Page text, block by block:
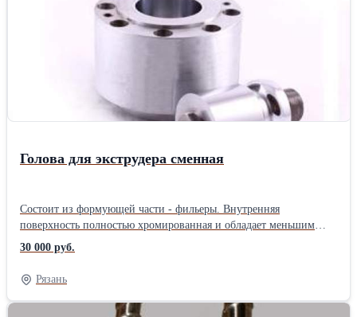
Голова для экструдера сменная
Состоит из формующей части - фильеры. Внутренняя
поверхность полностью хромированная и обладает меньшим
сопротивлением движению расплава полимера. В наличии и на
заказ, различных модификаций.Производитель: Китай
30 000 руб.
Рязань